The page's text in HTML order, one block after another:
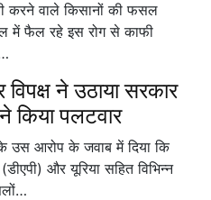
करने वाले किसानों की फसल
में फैल रहे इस रोग से काफी
ने उठाया सरकार
किया पलटवार
उस आरोप के जवाब में दिया कि
और यूरिया सहित विभिन्न